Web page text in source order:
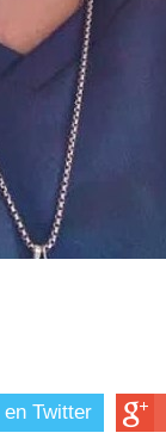
Twitter